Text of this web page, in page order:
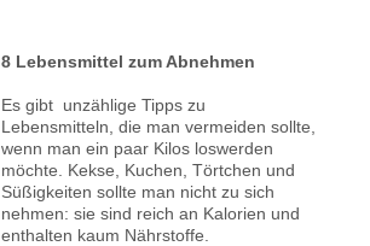
8 Lebensmittel zum Abnehmen
Es gibt unzählige Tipps zu
Lebensmitteln, die man vermeiden sollte,
wenn man ein paar Kilos loswerden
möchte. Kekse, Kuchen, Törtchen und
Süßigkeiten sollte man nicht zu sich
nehmen: sie sind reich an Kalorien und
enthalten kaum Nährstoffe.